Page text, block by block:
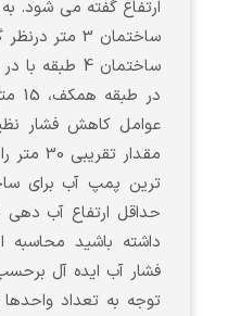
ارتفاع گفته می شود.
ساختمان 3 متر
ساختمان 4
عوامل کاهش فشار
مقدار
داشته باشید محاسبه
فشار آب ایده آل
توجه به تعداد